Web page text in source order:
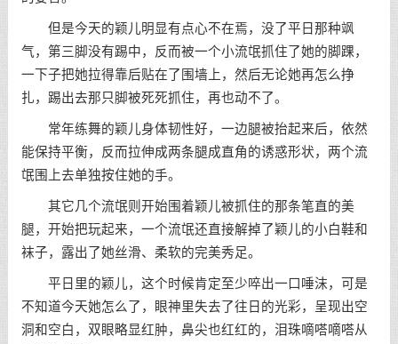
但是今天的颖儿明显有点心不在焉，没了平日那种飒
气，第三脚没有踢中，反而被一个小流氓抓住了她的脚踝，
一下子把她拉得靠后贴在了围墙上，然后无论她再怎么挣
扎，踢出去那只脚被死死抓住，再也动不了。
常年练舞的颖儿身体韧性好，一边腿被抬起来后，依然
能保持平衡，反而拉伸成两条腿成直角的诱惑形状，两个流
氓围上去单独按住她的手。
其它几个流氓则开始围着颖儿被抓住的那条笔直的美
腿，开始把玩起来，一个流氓还直接解掉了颖儿的小白鞋和
袜子，露出了她丝滑、柔软的完美秀足。
平日里的颖儿，这个时候肯定至少啐出一口唾沫，可是
不知道今天她怎么了，眼神里失去了往日的光彩，呈现出空
洞和空白，双眼略显红肿，鼻尖也红红的，泪珠嘀嗒嘀嗒从